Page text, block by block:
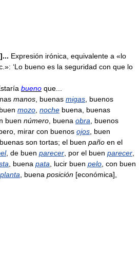
Expresión irónica, equivalente a «lo
‘Lo bueno es la seguridad con que lo
bueno que...
manos , buenas migas , buenos
buen mozo noche buena, buenas
buen número , buena obra , buenos
mirar con buenos ojos , buen
, buenas son tortas; el buen paño en el
, de buen parecer , por el buen parecer
, buena pata , lucir buen pelo , con buen
planta , buena posición [económica],